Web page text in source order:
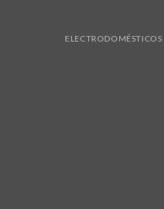
ELECTRODOMÉSTICOS